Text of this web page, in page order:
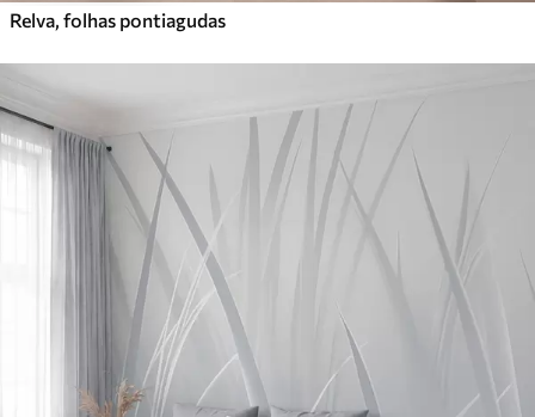
Relva, folhas pontiagudas